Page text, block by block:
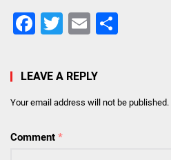
Facebook
TwitterEmail
LEAVE A REPLY
Your email address will not be published.
Comment *